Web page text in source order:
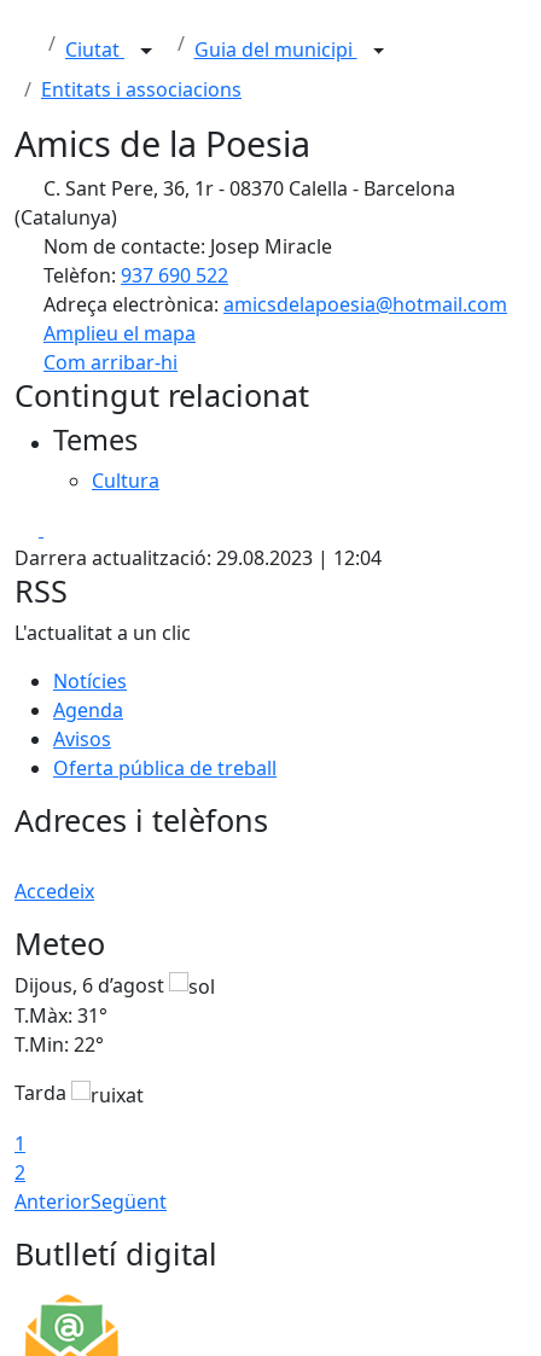
Ciutat
Guia del municipi
Entitats i associacions
Amics de la Poesia
C. Sant Pere, 36, 1r - 08370 Calella - Barcelona
(Catalunya)
Nom de contacte: Josep Miracle
Telèfon: 937 690 522
Adreça electrònica: amicsdelapoesia@hotmail.com
Amplieu el mapa
Com arribar-hi
+
Contingut relacionat
Temes
Cultura
Darrera actualització: 29.08.2023 | 12:04
RSS
L'actualitat a un clic
Notícies
Agenda
Avisos
Oferta pública de treball
Adreces i telèfons
Accedeix
Meteo
Dijous, 6 d’agost
T.Màx: 31°
T.Min: 22°
Tarda
1
2
AnteriorSegüent
Butlletí digital